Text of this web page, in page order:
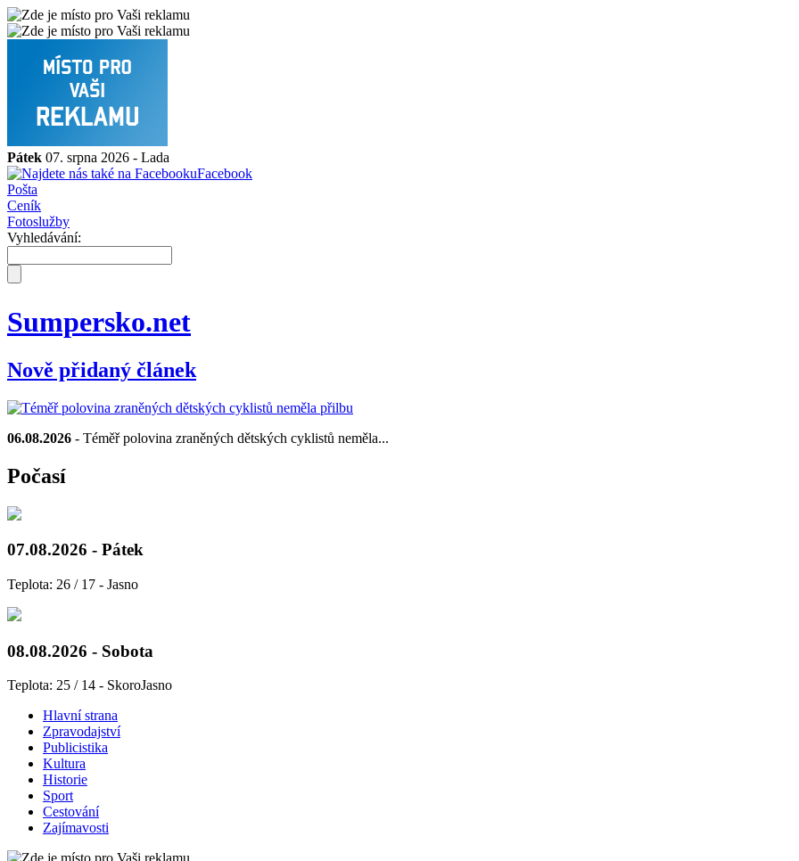
Pátek 07. srpna 2026 - Lada
Facebook
Pošta
Ceník
Fotoslužby
Vyhledávání:
Sumpersko.net
Nově přidaný článek
06.08.2026 - Téměř polovina zraněných dětských cyklistů neměla...
Počasí
07.08.2026 - Pátek
Teplota: 26 / 17 - Jasno
08.08.2026 - Sobota
Teplota: 25 / 14 - SkoroJasno
Hlavní strana
Zpravodajství
Publicistika
Kultura
Historie
Sport
Cestování
Zajímavosti